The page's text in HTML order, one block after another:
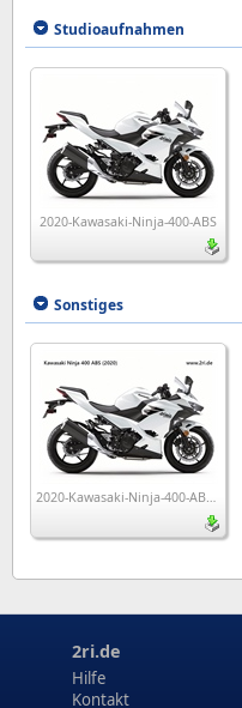
Studioaufnahmen
2020-Kawasaki-Ninja-400-ABS
Sonstiges
2020-Kawasaki-Ninja-400-ABS_wp1
2ri.de
Hilfe
Kontakt